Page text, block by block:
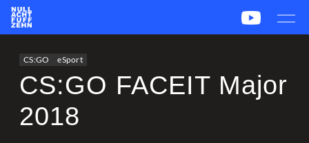
CS:GO eSport
CS:GO FACEIT Major
2018